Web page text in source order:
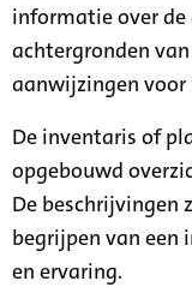
informatie over de
achtergronden
aanwijzingen
De inventaris of
opgebouwd
De beschrijvingen
begrijpen van een
en ervaring.